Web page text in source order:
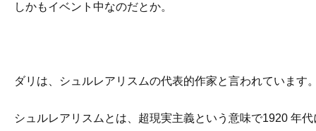
しかもイベント中なのだとか。
ダリは、シュルレアリスムの代表的作家と言われています
シュルレアリスムとは、超現実主義という意味で1920 年代